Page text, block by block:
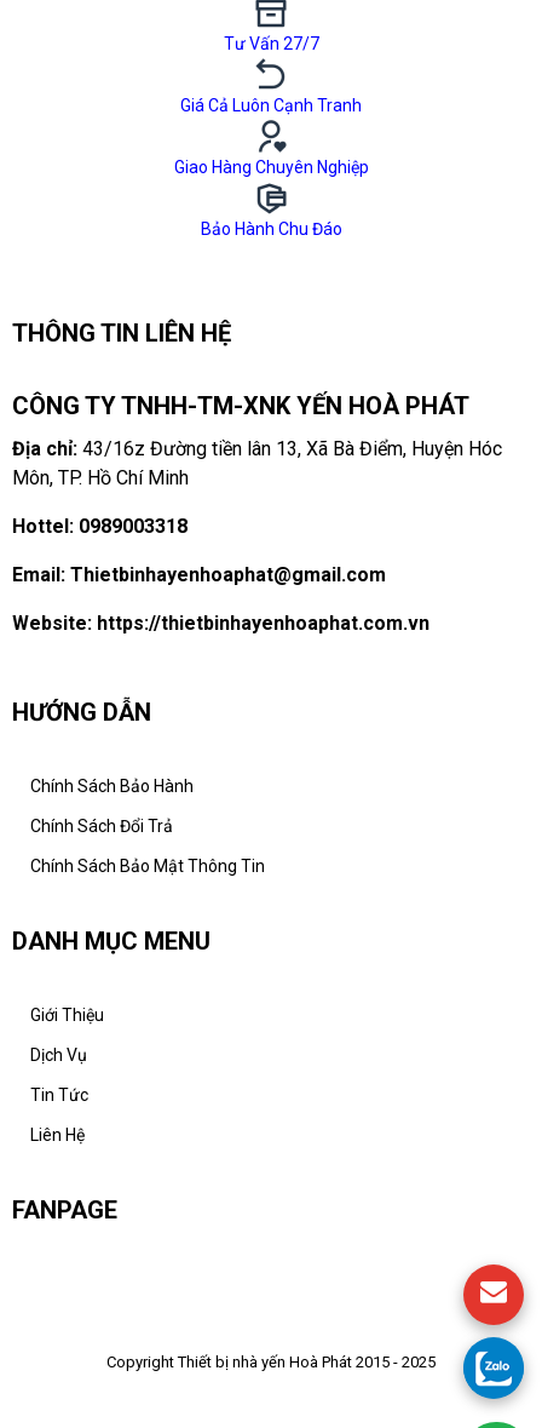
Tư Vấn 27/7
Giá Cả Luôn Cạnh Tranh
Giao Hàng Chuyên Nghiệp
Bảo Hành Chu Đáo
THÔNG TIN LIÊN HỆ
CÔNG TY TNHH-TM-XNK YẾN HOÀ PHÁT
Địa chỉ: 43/16z Đường tiền lân 13, Xã Bà Điểm, Huyện Hóc
Môn, TP. Hồ Chí Minh
Hottel: 0989003318
Email: Thietbinhayenhoaphat@gmail.com
Website: https://thietbinhayenhoaphat.com.vn
HƯỚNG DẪN
Chính Sách Bảo Hành
Chính Sách Đổi Trả
Chính Sách Bảo Mật Thông Tin
DANH MỤC MENU
Giới Thiệu
Dịch Vụ
Tin Tức
Liên Hệ
FANPAGE
Copyright Thiết bị nhà yến Hoà Phát 2015 - 2025